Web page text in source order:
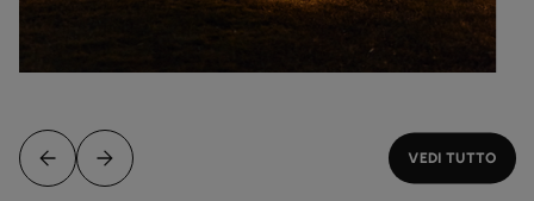
VEDI TUTTO